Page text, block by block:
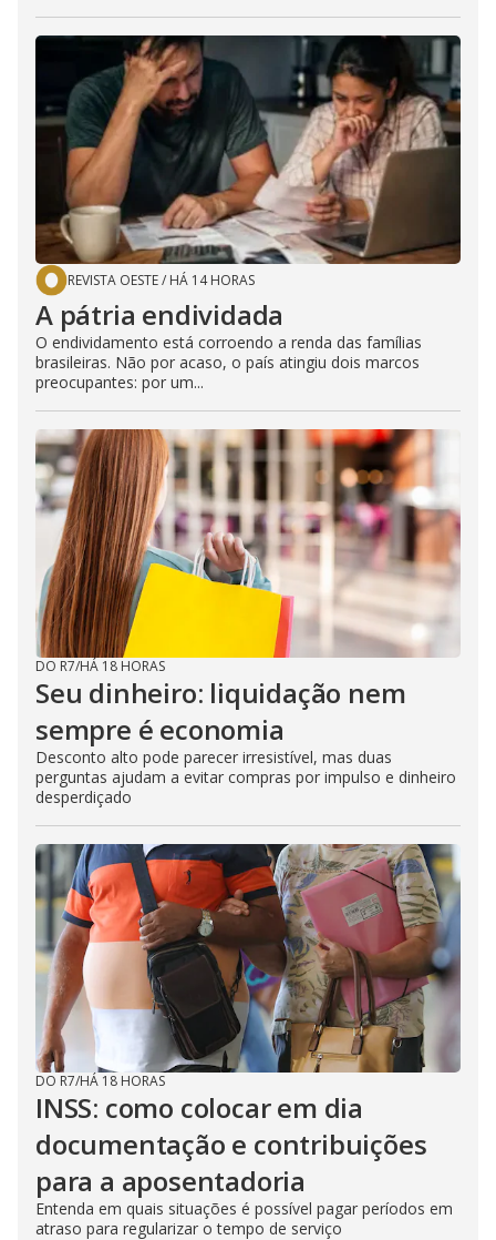
REVISTA OESTE/ HÁ 14 HORAS
A pátria endividada
O endividamento está corroendo a renda das famílias
brasileiras. Não por acaso, o país atingiu dois marcos
preocupantes: por um...
DO R7/HÁ 18 HORAS
Seu dinheiro: liquidação nem
sempre é economia
Desconto alto pode parecer irresistível, mas duas
perguntas ajudam a evitar compras por impulso e dinheiro
desperdiçado
DO R7/HÁ 18 HORAS
INSS: como colocar em dia
documentação e contribuições
para a aposentadoria
Entenda em quais situações é possível pagar períodos em
atraso para regularizar o tempo de serviço